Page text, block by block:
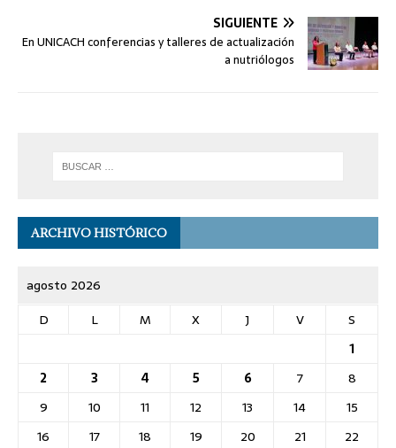
SIGUIENTE
En UNICACH conferencias y talleres de actualización
a nutriólogos
ARCHIVO HISTÓRICO
agosto 2026
D
L M X J V
S
1
2
3 4 5 6 7
8
9
10 11 12 13 14
15
16
17 18 19 20 21
22